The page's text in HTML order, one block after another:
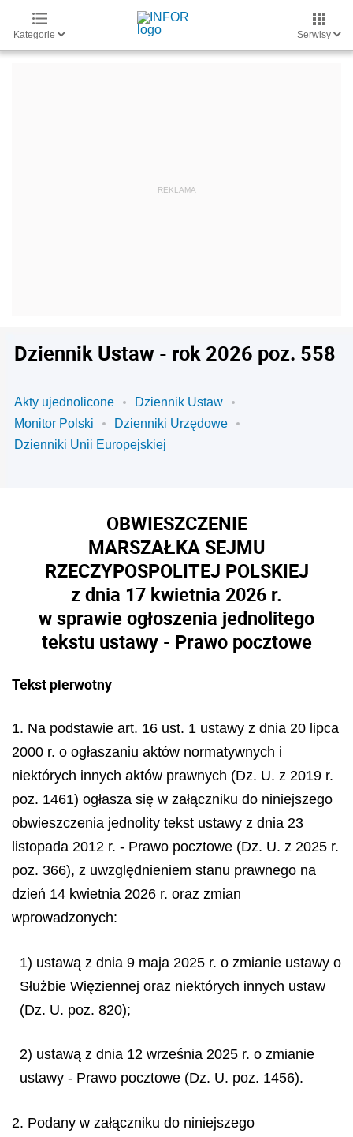
Kategorie Serwisy
Dziennik Ustaw - rok 2026 poz. 558
Akty ujednolicone
Dziennik Ustaw
Monitor Polski
Dzienniki Urzędowe
Dzienniki Unii Europejskiej
OBWIESZCZENIE
MARSZAŁKA SEJMU
RZECZYPOSPOLITEJ POLSKIEJ
z dnia 17 kwietnia 2026 r.
w sprawie ogłoszenia jednolitego
tekstu ustawy - Prawo pocztowe
Tekst pierwotny
1. Na podstawie art. 16 ust. 1 ustawy z dnia 20 lipca
2000 r. o ogłaszaniu aktów normatywnych i
niektórych innych aktów prawnych (Dz. U. z 2019 r.
poz. 1461) ogłasza się w załączniku do niniejszego
obwieszczenia jednolity tekst ustawy z dnia 23
listopada 2012 r. - Prawo pocztowe (Dz. U. z 2025 r.
poz. 366), z uwzględnieniem stanu prawnego na
dzień 14 kwietnia 2026 r. oraz zmian
wprowadzonych:
1) ustawą z dnia 9 maja 2025 r. o zmianie ustawy o
Służbie Więziennej oraz niektórych innych ustaw
(Dz. U. poz. 820);
2) ustawą z dnia 12 września 2025 r. o zmianie
ustawy - Prawo pocztowe (Dz. U. poz. 1456).
2. Podany w załączniku do niniejszego